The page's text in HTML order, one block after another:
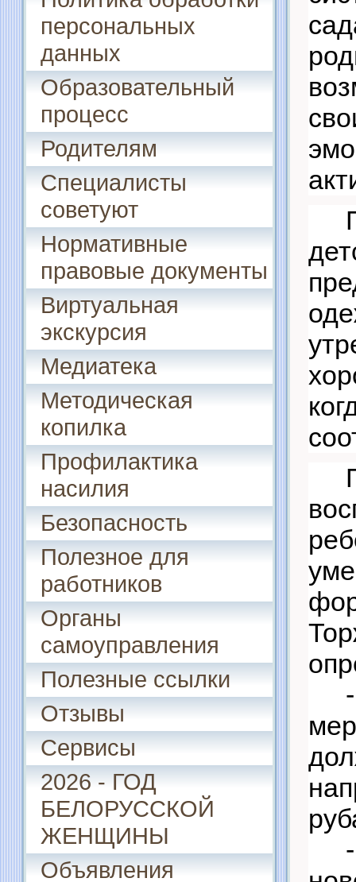
персональных
данных
Образовательный
процесс
Родителям
Специалисты
советуют
Нормативные
правовые документы
Виртуальная
экскурсия
Медиатека
Методическая
копилка
Профилактика
насилия
Безопасность
Полезное для
работников
Органы
самоуправления
Полезные ссылки
Отзывы
Сервисы
2026 - ГОД
БЕЛОРУССКОЙ
ЖЕНЩИНЫ
Объявления